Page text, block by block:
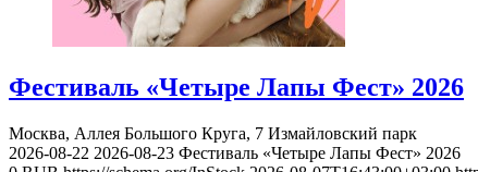
Фестиваль «Четыре Лапы Фест» 2026
Москва, Аллея Большого Круга, 7 Измайловский парк
2026-08-22 2026-08-23 Фестиваль «Четыре Лапы Фест» 2026